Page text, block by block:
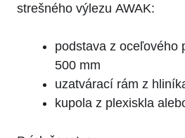
strešného výlezu AWAK:
podstava z oceľového
500 mm
uzatvárací rám z
kupola z plexiskla